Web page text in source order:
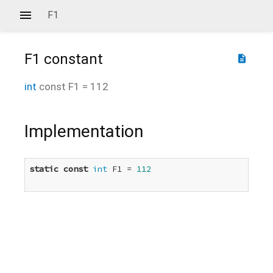
F1
description
F1 constant
int const F1 = 112
Implementation
static const int F1 = 112